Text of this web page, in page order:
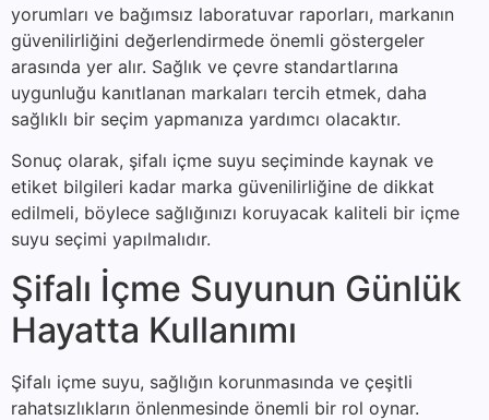
yorumları ve bağımsız laboratuvar raporları, markanın
güvenilirliğini değerlendirmede önemli göstergeler
arasında yer alır. Sağlık ve çevre standartlarına
uygunluğu kanıtlanan markaları tercih etmek, daha
sağlıklı bir seçim yapmanıza yardımcı olacaktır.
Sonuç olarak, şifalı içme suyu seçiminde kaynak ve
etiket bilgileri kadar marka güvenilirliğine de dikkat
edilmeli, böylece sağlığınızı koruyacak kaliteli bir içme
suyu seçimi yapılmalıdır.
Şifalı İçme Suyunun Günlük
Hayatta Kullanımı
Şifalı içme suyu, sağlığın korunmasında ve çeşitli
rahatsızlıkların önlenmesinde önemli bir rol oynar.